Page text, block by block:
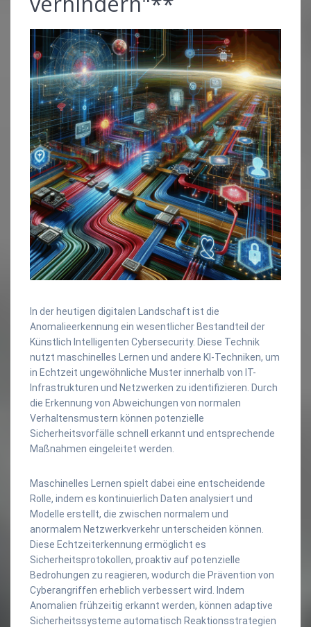
In der heutigen digitalen Landschaft ist die
Anomalieerkennung ein wesentlicher Bestandteil der
Künstlich Intelligenten Cybersecurity. Diese Technik
nutzt maschinelles Lernen und andere KI-Techniken, um
in Echtzeit ungewöhnliche Muster innerhalb von IT-
Infrastrukturen und Netzwerken zu identifizieren. Durch
die Erkennung von Abweichungen von normalen
Verhaltensmustern können potenzielle
Sicherheitsvorfälle schnell erkannt und entsprechende
Maßnahmen eingeleitet werden.
Maschinelles Lernen spielt dabei eine entscheidende
Rolle, indem es kontinuierlich Daten analysiert und
Modelle erstellt, die zwischen normalem und
anormalem Netzwerkverkehr unterscheiden können.
Diese Echtzeiterkennung ermöglicht es
Sicherheitsprotokollen, proaktiv auf potenzielle
Bedrohungen zu reagieren, wodurch die Prävention von
Cyberangriffen erheblich verbessert wird. Indem
Anomalien frühzeitig erkannt werden, können adaptive
Sicherheitssysteme automatisch Reaktionsstrategien